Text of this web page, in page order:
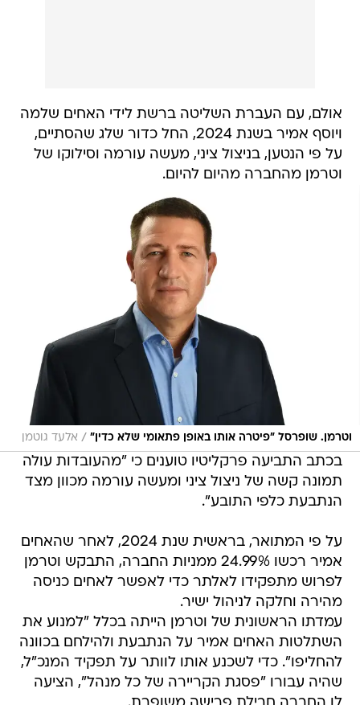
אולם, עם העברת השליטה ברשת לידי האחים שלמה
ויוסף אמיר בשנת 2024, החל כדור שלג שהסתיים,
על פי הנטען, בניצול ציני, מעשה עורמה וסילוקו של
וטרמן מהחברה מהיום להיום.
וטרמן. שופרסל "פיטרה אותו באופן פתאומי שלא כדין" / אלעד גוטמן
בכתב התביעה פרקליטיו טוענים כי "מהעובדות עולה
תמונה קשה של ניצול ציני ומעשה עורמה מכוון מצד
הנתבעת כלפי התובע".
על פי המתואר, בראשית שנת 2024, לאחר שהאחים
אמיר רכשו 24.99% ממניות החברה, התבקש וטרמן
לפרוש מתפקידו לאלתר כדי לאפשר לאחים כניסה
מהירה וחלקה לניהול ישיר.
עמדתו הראשונית של וטרמן הייתה בכלל "למנוע את
השתלטות האחים אמיר על הנתבעת ולהילחם בכוונה
להחליפו". כדי לשכנע אותו לוותר על תפקיד המנכ"ל,
שהיה עבורו "פסגת הקריירה של כל מנהל", הציעה